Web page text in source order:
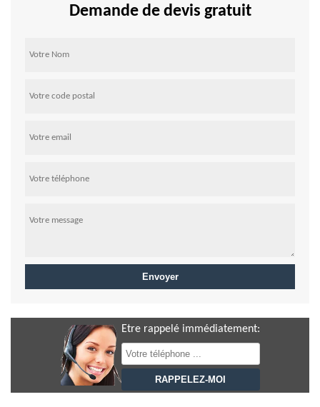
Demande de devis gratuit
Etre rappelé immédiatement: